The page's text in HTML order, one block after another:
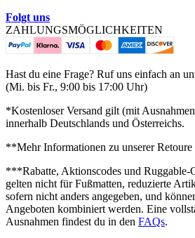
Folgt uns
ZAHLUNGSMÖGLICHKEITEN
Hast du eine Frage? Ruf uns einfach an
(Mi. bis Fr., 9:00 bis 17:00 Uhr)
*Kostenloser Versand gilt (mit
innerhalb Deutschlands und Österreichs.
**Mehr Informationen zu unserer Retoure
***Rabatte, Aktionscodes und Ruggable-
gelten nicht für Fußmatten, reduzierte
sofern nicht anders angegeben, und
Angeboten kombiniert werden. Eine
Ausnahmen findest du in den FAQs.